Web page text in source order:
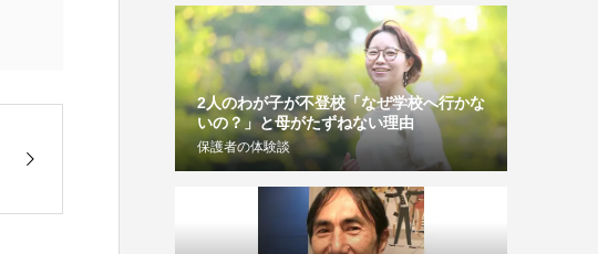
2人のわが子が不登校「なぜ学校へ行かな
いの？」と母がたずねない理由
保護者の体験談